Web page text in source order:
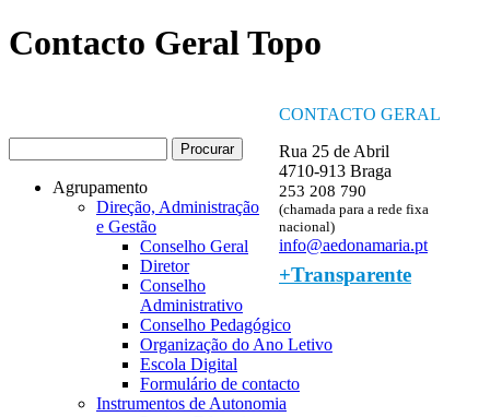
Contacto Geral Topo
CONTACTO GERAL
Rua 25 de Abril
4710-913 Braga
253 208 790
(chamada para a rede fixa
nacional)
info@aedonamaria.pt
+Transparente
Formulário de procura
Agrupamento
Direção, Administração
e Gestão
Conselho Geral
Diretor
Conselho
Administrativo
Conselho Pedagógico
Organização do Ano Letivo
Escola Digital
Formulário de contacto
Instrumentos de Autonomia